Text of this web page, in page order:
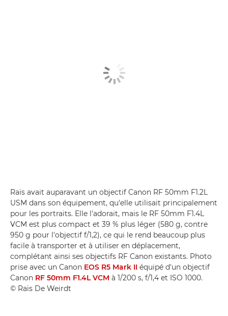
Raïs avait auparavant un objectif Canon RF 50mm F1.2L
USM dans son équipement, qu'elle utilisait principalement
pour les portraits. Elle l'adorait, mais le RF 50mm F1.4L
VCM est plus compact et 39 % plus léger (580 g, contre
950 g pour l'objectif f/1,2), ce qui le rend beaucoup plus
facile à transporter et à utiliser en déplacement,
complétant ainsi ses objectifs RF Canon existants. Photo
prise avec un Canon EOS R5 Mark II équipé d'un objectif
Canon RF 50mm F1.4L VCM à 1/200 s, f/1,4 et ISO 1000.
© Raïs De Weirdt